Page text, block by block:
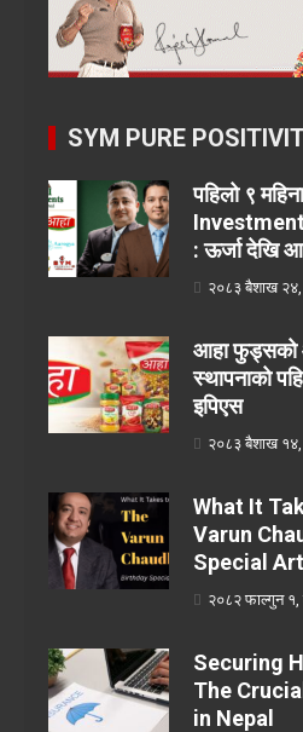
SYM PURE
पहिलो ९
Investments
: ऊर्जा देखि
२०८३ बैशाख २४,
आहा फुड्सको
स्थापनाको
इपिएस
२०८३ बैशाख १४,
What It
Varun
Special
२०८२ फाल्गुन
Securing
The
in Nepal